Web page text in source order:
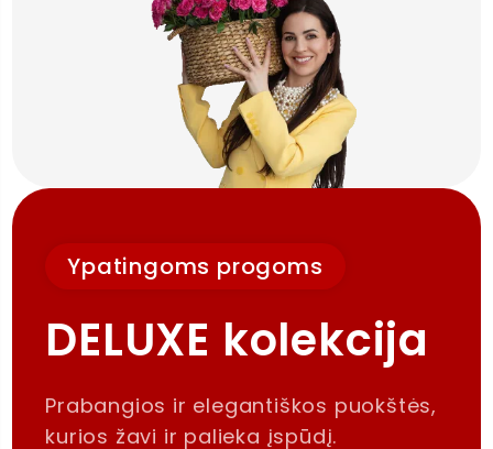
Ypatingoms progoms
DELUXE kolekcija
Prabangios ir elegantiškos puokštės,
kurios žavi ir palieka įspūdį.